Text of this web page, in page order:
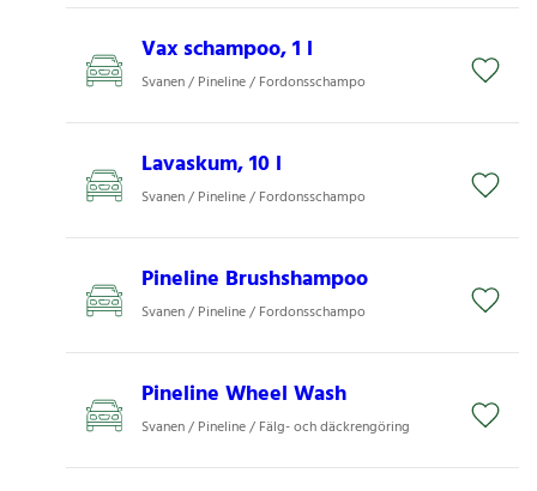
Vax schampoo, 1 l
Svanen / Pineline / Fordonsschampo
Lavaskum, 10 l
Svanen / Pineline / Fordonsschampo
Pineline Brushshampoo
Svanen / Pineline / Fordonsschampo
Pineline Wheel Wash
Svanen / Pineline / Fälg- och däckrengöring